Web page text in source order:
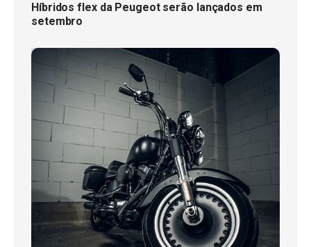
Híbridos flex da Peugeot serão lançados em
setembro